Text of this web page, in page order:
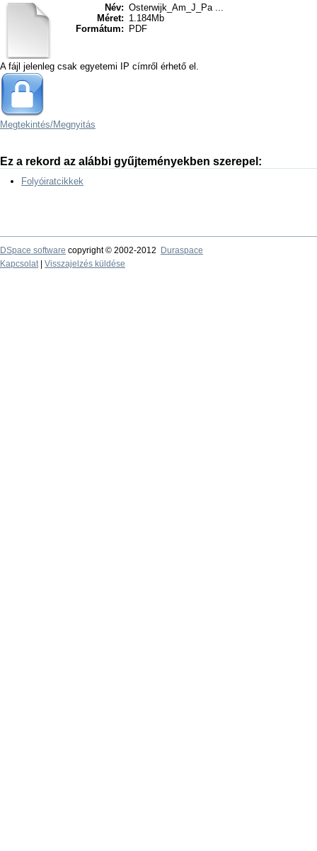
Név: Osterwijk_Am_J_Pa ...
Méret: 1.184Mb
Formátum:
PDF
A fájl jelenleg csak egyetemi IP címről érhető el.
Megtekintés/Megnyitás
Ez a rekord az alábbi gyűjteményekben szerepel:
Folyóiratcikkek
DSpace software copyright © 2002-2012
Duraspace
Kapcsolat| Visszajelzés küldése